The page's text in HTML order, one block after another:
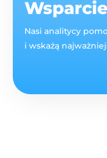
Nasi analitycy
i wskażą